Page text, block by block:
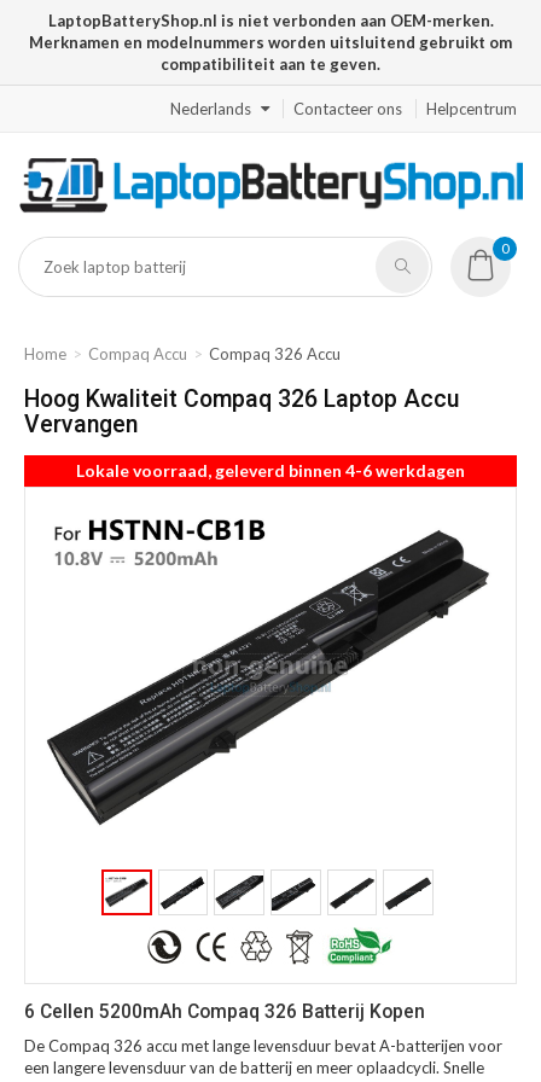
LaptopBatteryShop.nl is niet verbonden aan OEM-merken.
Merknamen en modelnummers worden uitsluitend gebruikt om
compatibiliteit aan te geven.
Nederlands Contacteer ons Helpcentrum
0
Home Compaq Accu Compaq 326 Accu
Hoog Kwaliteit Compaq 326 Laptop Accu
Vervangen
Lokale voorraad, geleverd binnen 4-6 werkdagen
6 Cellen 5200mAh Compaq 326 Batterij Kopen
De Compaq 326 accu met lange levensduur bevat A-batterijen voor
een langere levensduur van de batterij en meer oplaadcycli. Snelle